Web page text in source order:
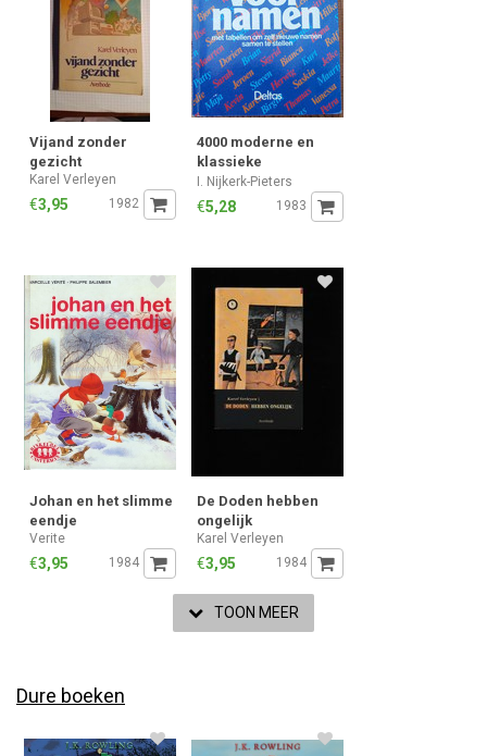
Vijand zonder
gezicht
Karel Verleyen
€3,95 1982
4000 moderne en
klassieke
voornamen
I. Nijkerk-Pieters
€5,28 1983
Johan en het slimme
eendje
Verite
€3,95 1984
De Doden hebben
ongelijk
Karel Verleyen
€3,95 1984
TOON MEER
Dure boeken